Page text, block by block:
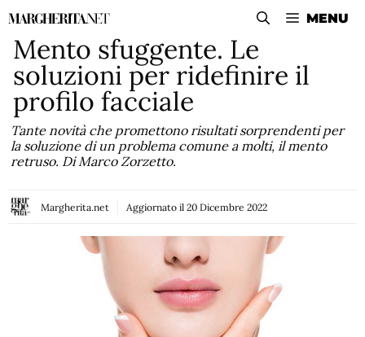
Vai
contenuto
MENU
Mento sfuggente. Le
soluzioni per ridefinire il
profilo facciale
Tante novità che promettono risultati sorprendenti per
la soluzione di un problema comune a molti, il mento
retruso. Di Marco Zorzetto.
Margherita.net Aggiornato il 20 Dicembre 2022